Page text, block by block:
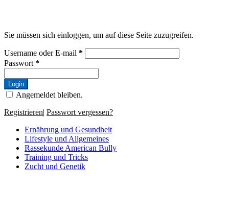
Sie müssen sich einloggen, um auf diese Seite zuzugreifen.
Username oder E-mail *
Passwort*
Login
Angemeldet bleiben.
Registrieren| Passwort vergessen?
Ernährung und Gesundheit
Lifestyle und Allgemeines
Rassekunde American Bully
Training und Tricks
Zucht und Genetik